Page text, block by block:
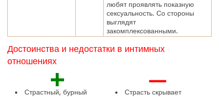
любят проявлять показную
сексуальность. Со стороны
выглядят
закомплексованными.
Достоинства и недостатки в интимных
отношениях
+
Страстный, бурный
—
Страсть скрывает